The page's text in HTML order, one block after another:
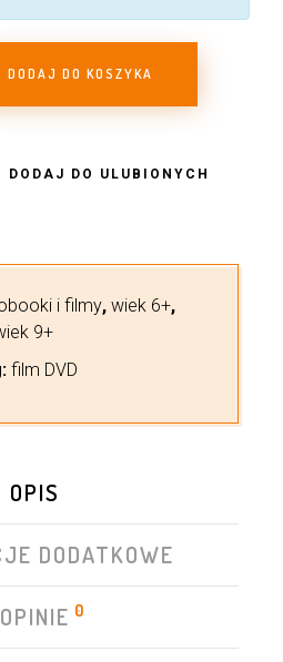
DODAJ DO KOSZYKA
DODAJ DO ULUBIONYCH
i filmy, wiek 6+,
9+
film DVD
OPIS
DODATKOWE
OPINIE 0